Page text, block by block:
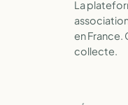
La
en France.
collecte.